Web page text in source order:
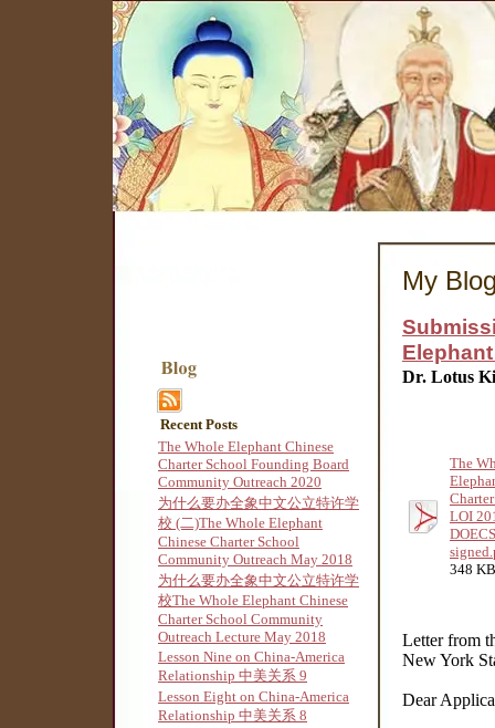
Recent Posts
The Whole Elephant Chinese
Charter School Founding Board
Community Outreach 2020
为什么要办全象中文公立特许学
校 (二)The Whole Elephant
Chinese Charter School
Community Outreach May 2018
为什么要办全象中文公立特许学
校The Whole Elephant Chinese
Charter School Community
Outreach Lecture May 2018
Lesson Nine on China-America
Relationship 中美关系 9
Lesson Eight on China-America
Relationship 中美关系 8
My
Dr. Lotus
The
LOI
348
Letter from
New York
Dear